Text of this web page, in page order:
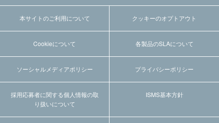
本サイトのご利用について クッキーのオプトアウト
Cookieについて 各製品のSLAについて
ソーシャルメディアポリシー プライバシーポリシー
採用応募者に関する個人情報の取
り扱いについて
ISMS基本方針